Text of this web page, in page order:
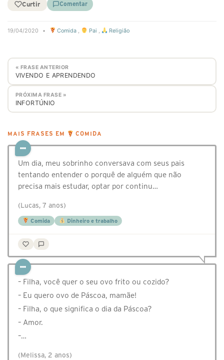
Curtir Comentar
19/04/2020 • Comida , Pai , Religião
« FRASE ANTERIOR
VIVENDO E APRENDENDO
PRÓXIMA FRASE »
INFORTÚNIO
MAIS FRASES EM COMIDA
Um dia, meu sobrinho conversava com seus pais
tentando entender o porquê de alguém que não
precisa mais estudar, optar por continu…
(Lucas, 7 anos)
Comida Dinheiro e trabalho
– Filha, você quer o seu ovo frito ou cozido?
– Eu quero ovo de Páscoa, mamãe!
– Filha, o que significa o dia da Páscoa?
– Amor.
–…
(Melissa, 2 anos)